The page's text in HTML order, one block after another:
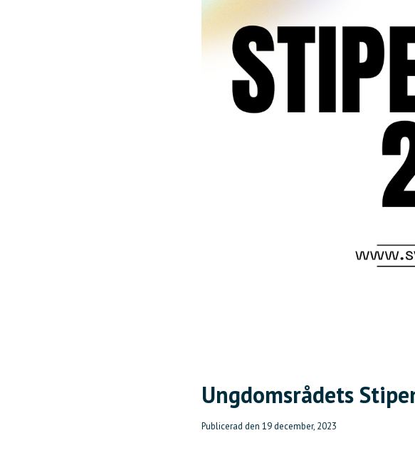
Ungdomsrådets
Publicerad den 19 december, 2023